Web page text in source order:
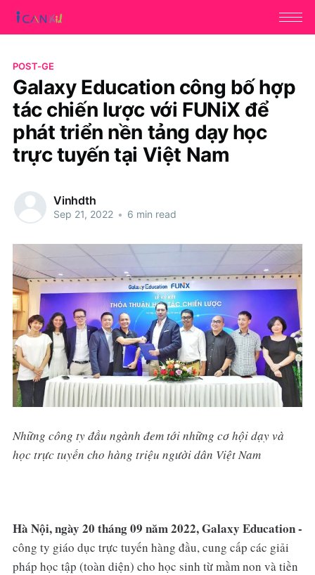
POST-GE
Galaxy Education công bố hợp
tác chiến lược với FUNiX để
phát triển nền tảng dạy học
trực tuyến tại Việt Nam
Vinhdth
Sep 21, 2022 • 6 min read
Những công ty đầu ngành đem tới những cơ hội dạy và
học trực tuyến cho hàng triệu người dân Việt Nam
Hà Nội, ngày 20 tháng 09 năm 2022, Galaxy Education -
công ty giáo dục trực tuyến hàng đầu, cung cấp các giải
pháp học tập (toàn diện) cho học sinh từ mầm non và tiền